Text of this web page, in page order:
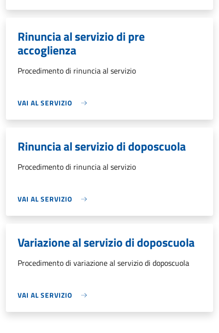
Rinuncia al servizio di pre
accoglienza
Procedimento di rinuncia al servizio
VAI AL SERVIZIO
Rinuncia al servizio di doposcuola
Procedimento di rinuncia al servizio
VAI AL SERVIZIO
Variazione al servizio di doposcuola
Procedimento di variazione al servizio di doposcuola
VAI AL SERVIZIO